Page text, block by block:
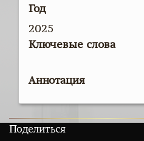
Год
2025
Ключевые слова
Аннотация
Поделиться